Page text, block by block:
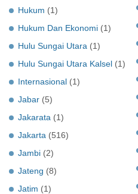
Hukum (1)
Hukum Dan Ekonomi (1)
Hulu Sungai Utara (1)
Hulu Sungai Utara Kalsel (1)
Internasional (1)
Jabar (5)
Jakarata (1)
Jakarta (516)
Jambi (2)
Jateng (8)
Jatim (1)